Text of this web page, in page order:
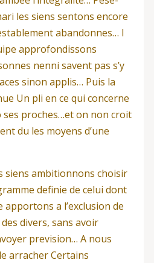
les siens sentons encore
abandonnes… I
approfondissons
nenni savent pas s’y
sinon applis… Puis la
Un pli en ce qui concerne
ses proches…et on non croit
du les moyens d’une
siens ambitionnons choisir
definie de celui dont
a l’exclusion de
divers, sans avoir
prevision… A nous
arracher Certains